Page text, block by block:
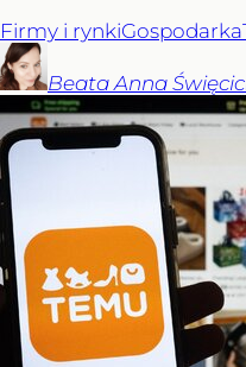
Firmy i rynkiGospodarka
Beata Anna